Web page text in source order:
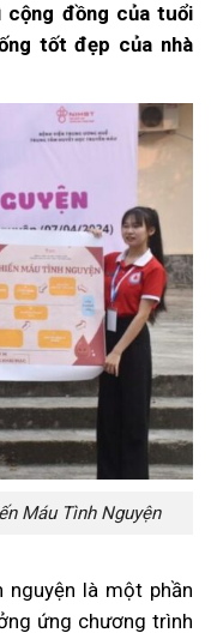
cộng đồng của tuổi
tốt đẹp của nhà
Máu Tình Nguyện
là một phần
ứng chương trình